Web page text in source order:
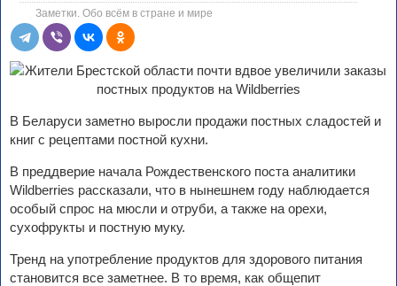
Заметки. Обо всём в стране и мире
В Беларуси заметно выросли продажи постных сладостей и
книг с рецептами постной кухни.
В преддверие начала Рождественского поста аналитики
Wildberries рассказали, что в нынешнем году наблюдается
особый спрос на мюсли и отруби, а также на орехи,
сухофрукты и постную муку.
Тренд на употребление продуктов для здорового питания
становится все заметнее. В то время, как общепит